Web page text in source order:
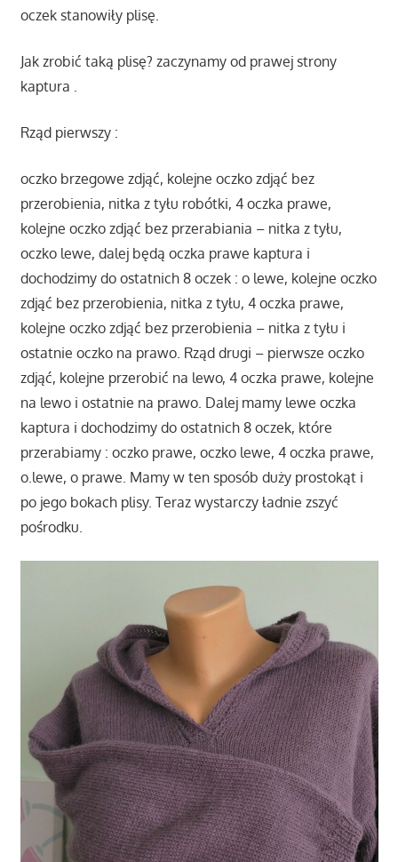
oczek stanowiły plisę.
Jak zrobić taką plisę? zaczynamy od prawej strony
kaptura .
Rząd pierwszy :
oczko brzegowe zdjąć, kolejne oczko zdjąć bez
przerobienia, nitka z tyłu robótki, 4 oczka prawe,
kolejne oczko zdjąć bez przerabiania – nitka z tyłu,
oczko lewe, dalej będą oczka prawe kaptura i
dochodzimy do ostatnich 8 oczek : o lewe, kolejne oczko
zdjąć bez przerobienia, nitka z tyłu, 4 oczka prawe,
kolejne oczko zdjąć bez przerobienia – nitka z tyłu i
ostatnie oczko na prawo. Rząd drugi – pierwsze oczko
zdjąć, kolejne przerobić na lewo, 4 oczka prawe, kolejne
na lewo i ostatnie na prawo. Dalej mamy lewe oczka
kaptura i dochodzimy do ostatnich 8 oczek, które
przerabiamy : oczko prawe, oczko lewe, 4 oczka prawe,
o.lewe, o prawe. Mamy w ten sposób duży prostokąt i
po jego bokach plisy. Teraz wystarczy ładnie zszyć
pośrodku.